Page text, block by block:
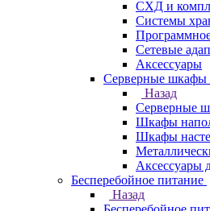
СХД и
Системы
Сетевые
Аксессуары
Серверные шкафы
Назад
Серверные
Шкафы
Шкафы
Аксессуары
Бесперебойное питание
Назад